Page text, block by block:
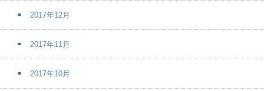
2017年12月
2017年11月
2017年10月